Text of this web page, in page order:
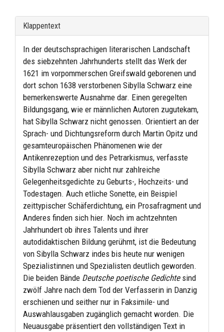
Klappentext
In der deutschsprachigen literarischen Landschaft
des siebzehnten Jahrhunderts stellt das Werk der
1621 im vorpommerschen Greifswald geborenen und
dort schon 1638 verstorbenen Sibylla Schwarz eine
bemerkenswerte Ausnahme dar. Einen geregelten
Bildungsgang, wie er männlichen Autoren zugutekam,
hat Sibylla Schwarz nicht genossen. Orientiert an der
Sprach- und Dichtungsreform durch Martin Opitz und
gesamteuropäischen Phänomenen wie der
Antikenrezeption und des Petrarkismus, verfasste
Sibylla Schwarz aber nicht nur zahlreiche
Gelegenheitsgedichte zu Geburts-, Hochzeits- und
Todestagen. Auch etliche Sonette, ein Beispiel
zeittypischer Schäferdichtung, ein Prosafragment und
Anderes finden sich hier. Noch im achtzehnten
Jahrhundert ob ihres Talents und ihrer
autodidaktischen Bildung gerühmt, ist die Bedeutung
von Sibylla Schwarz indes bis heute nur wenigen
Spezialistinnen und Spezialisten deutlich geworden.
Die beiden Bände Deutsche poetische Gedichtesind
zwölf Jahre nach dem Tod der Verfasserin in Danzig
erschienen und seither nur in Faksimile- und
Auswahlausgaben zugänglich gemacht worden. Die
Neuausgabe präsentiert den vollständigen Text in